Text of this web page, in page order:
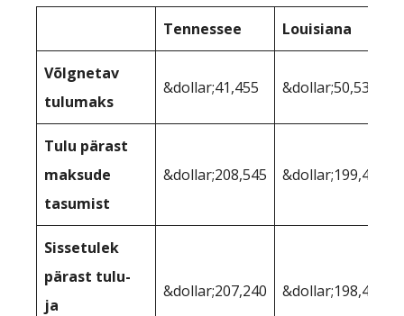
Tennessee Louisiana
Võlgnetav
tulumaks
&dollar;41,455 &dollar;50,535
Tulu pärast
maksude
tasumist
&dollar;208,545 &dollar;199,465
Sissetulek
pärast tulu-
ja
&dollar;207,240 &dollar;198,400